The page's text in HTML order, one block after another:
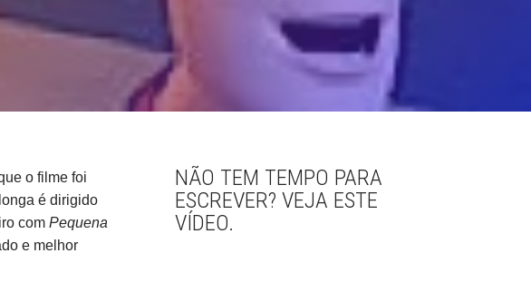
o filme foi
é dirigido
com Pequena
e melhor
NÃO TEM TEMPO PARA
ESCREVER? VEJA ESTE
VÍDEO.